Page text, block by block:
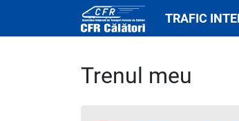
TRAFIC
Trenul meu